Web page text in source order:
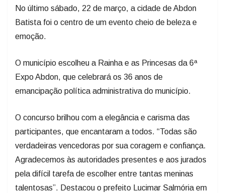
No último sábado, 22 de março, a cidade de Abdon
Batista foi o centro de um evento cheio de beleza e
emoção.
O município escolheu a Rainha e as Princesas da 6ª
Expo Abdon, que celebrará os 36 anos de
emancipação política administrativa do município.
O concurso brilhou com a elegância e carisma das
participantes, que encantaram a todos. “Todas são
verdadeiras vencedoras por sua coragem e confiança.
Agradecemos às autoridades presentes e aos jurados
pela difícil tarefa de escolher entre tantas meninas
talentosas”. Destacou o prefeito Lucimar Salmória em